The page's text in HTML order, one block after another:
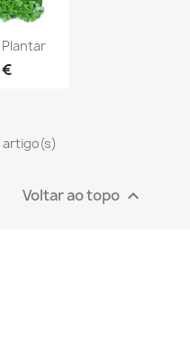
artigo(s)
Voltar ao topo 